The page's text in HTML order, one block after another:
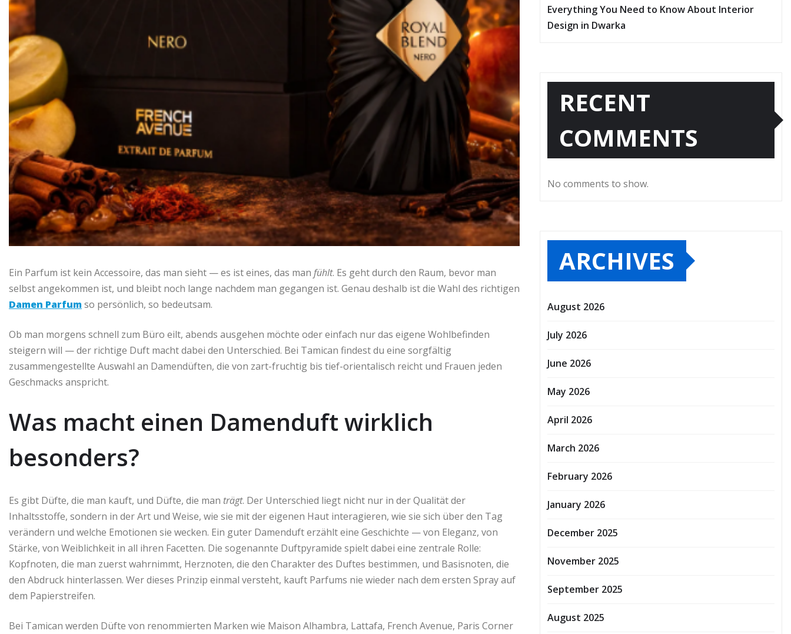
Ein Parfum ist kein Accessoire, das man sieht — es ist eines, das man fühlt. Es geht durch den Raum, bevor man
selbst angekommen ist, und bleibt noch lange nachdem man gegangen ist. Genau deshalb ist die Wahl des richtigen
Damen Parfumso persönlich, so bedeutsam.
Ob man morgens schnell zum Büro eilt, abends ausgehen möchte oder einfach nur das eigene Wohlbefinden
steigern will — der richtige Duft macht dabei den Unterschied. Bei Tamican findest du eine sorgfältig
zusammengestellte Auswahl an Damendüften, die von zart-fruchtig bis tief-orientalisch reicht und Frauen jeden
Geschmacks anspricht.
Was macht einen Damenduft wirklich
besonders?
Es gibt Düfte, die man kauft, und Düfte, die man trägt. Der Unterschied liegt nicht nur in der Qualität der
Inhaltsstoffe, sondern in der Art und Weise, wie sie mit der eigenen Haut interagieren, wie sie sich über den Tag
verändern und welche Emotionen sie wecken. Ein guter Damenduft erzählt eine Geschichte — von Eleganz, von
Stärke, von Weiblichkeit in all ihren Facetten. Die sogenannte Duftpyramide spielt dabei eine zentrale Rolle:
Kopfnoten, die man zuerst wahrnimmt, Herznoten, die den Charakter des Duftes bestimmen, und Basisnoten, die
den Abdruck hinterlassen. Wer dieses Prinzip einmal versteht, kauft Parfums nie wieder nach dem ersten Spray auf
dem Papierstreifen.
Bei Tamican werden Düfte von renommierten Marken wie Maison Alhambra, Lattafa, French Avenue, Paris Corner
Everything You Need to Know About Interior
Design in Dwarka
RECENT
COMMENTS
No comments to show.
ARCHIVES
August 2026
July 2026
June 2026
May 2026
April 2026
March 2026
February 2026
January 2026
December 2025
November 2025
September 2025
August 2025